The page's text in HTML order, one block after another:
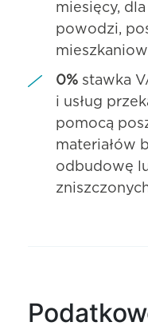
miesięcy,
powodzi,
0% stawka
i usług
pomocą
materiałów
odbudowę